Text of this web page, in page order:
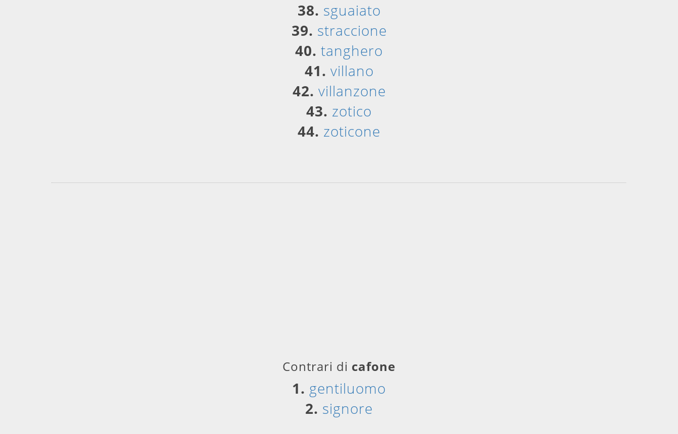
38. sguaiato
39. straccione
40. tanghero
41. villano
42. villanzone
43. zotico
44. zoticone
Contrari di cafone
1. gentiluomo
2. signore